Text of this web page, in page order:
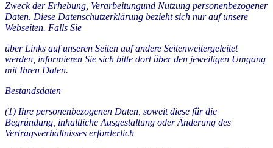
Zweck der Erhebung, Verarbeitungund Nutzung personenbezogener
Daten. Diese Datenschutzerklärung bezieht sich nur auf unsere
Webseiten. Falls Sie
über Links auf unseren Seiten auf andere Seitenweitergeleitet
werden, informieren Sie sich bitte dort über den jeweiligen Umgang
mit Ihren Daten.
Bestandsdaten
(1) Ihre personenbezogenen Daten, soweit diese für die
Begründung, inhaltliche Ausgestaltung oder Änderung des
Vertragsverhältnisses erforderlich